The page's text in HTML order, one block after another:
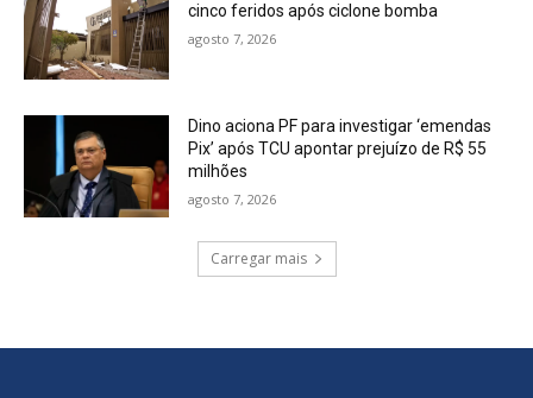
cinco feridos após ciclone bomba
agosto 7, 2026
Dino aciona PF para investigar ‘emendas
Pix’ após TCU apontar prejuízo de R$ 55
milhões
agosto 7, 2026
Carregar mais